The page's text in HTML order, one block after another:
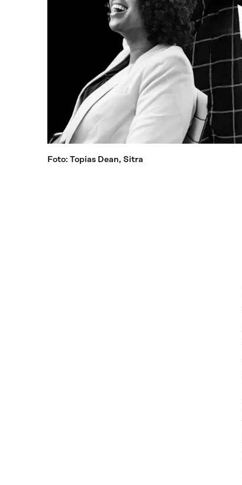
Foto: Topias Dean, Sitra